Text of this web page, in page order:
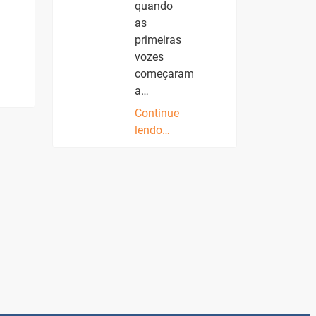
quando
as
primeiras
vozes
começaram
a…
Continue
lendo…